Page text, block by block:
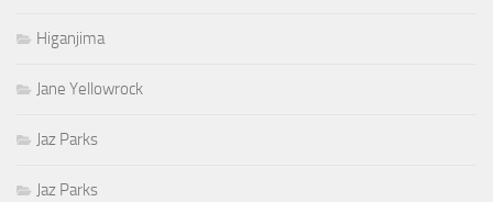
Higanjima
Jane Yellowrock
Jaz Parks
Jaz Parks